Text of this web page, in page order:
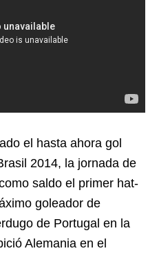
el hasta ahora gol
2014, la jornada de
saldo el primer hat-
goleador de
de Portugal en la
Alemania en el